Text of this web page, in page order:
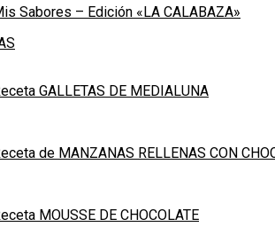
Sabores – Edición «LA CALABAZA»
GALLETAS DE MEDIALUNA
de MANZANAS RELLENAS CON
MOUSSE DE CHOCOLATE